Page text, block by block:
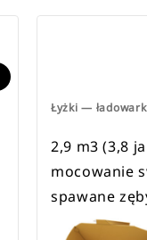
Łyżki —
2,9 m3 (3,8
mocowanie
spawane